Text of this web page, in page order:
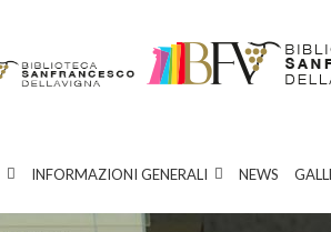
INFORMAZIONI GENERALI NEWS